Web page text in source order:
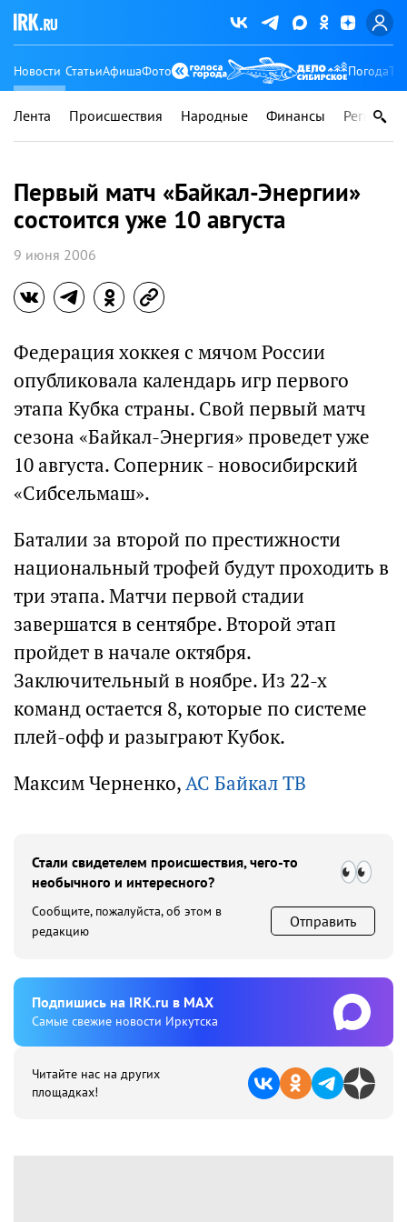
Новости СтатьиАфишаФото Погода
Лента Происшествия Народные Финансы Регионы
Первый матч «Байкал-Энергии»
состоится уже 10 августа
9 июня 2006
Федерация хоккея с мячом России
опубликовала календарь игр первого
этапа Кубка страны. Свой первый матч
сезона «Байкал-Энергия» проведет уже
10 августа. Соперник - новосибирский
«Сибсельмаш».
Баталии за второй по престижности
национальный трофей будут проходить в
три этапа. Матчи первой стадии
завершатся в сентябре. Второй этап
пройдет в начале октября.
Заключительный в ноябре. Из 22-х
команд остается 8, которые по системе
плей-офф и разыграют Кубок.
Максим Черненко,АС Байкал ТВ
Стали свидетелем происшествия, чего-то
необычного и интересного?
Сообщите, пожалуйста, об этом в
редакцию
Отправить
Подпишиcь на IRK.ru в MAX
Cамые свежие новости Иркутска
Читайте нас на других
площадках!